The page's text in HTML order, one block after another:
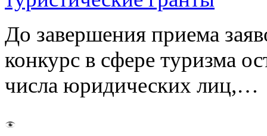
До завершения приема
конкурс в сфере туризма
числа юридических лиц,…